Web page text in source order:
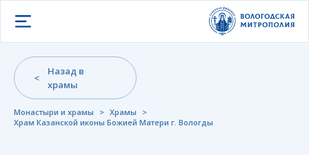
Открыть меню
Монастыри и храмы > Храмы
>
Храм Казанской иконы Божией Матери г. Вологды
Назад в
храмы